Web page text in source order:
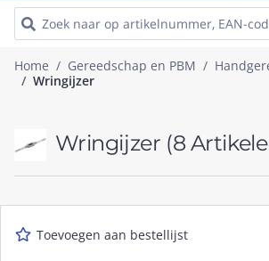
Home Gereedschap en PBM
Wringijzer
Wringijzer (8
Toevoegen aan bestellijst